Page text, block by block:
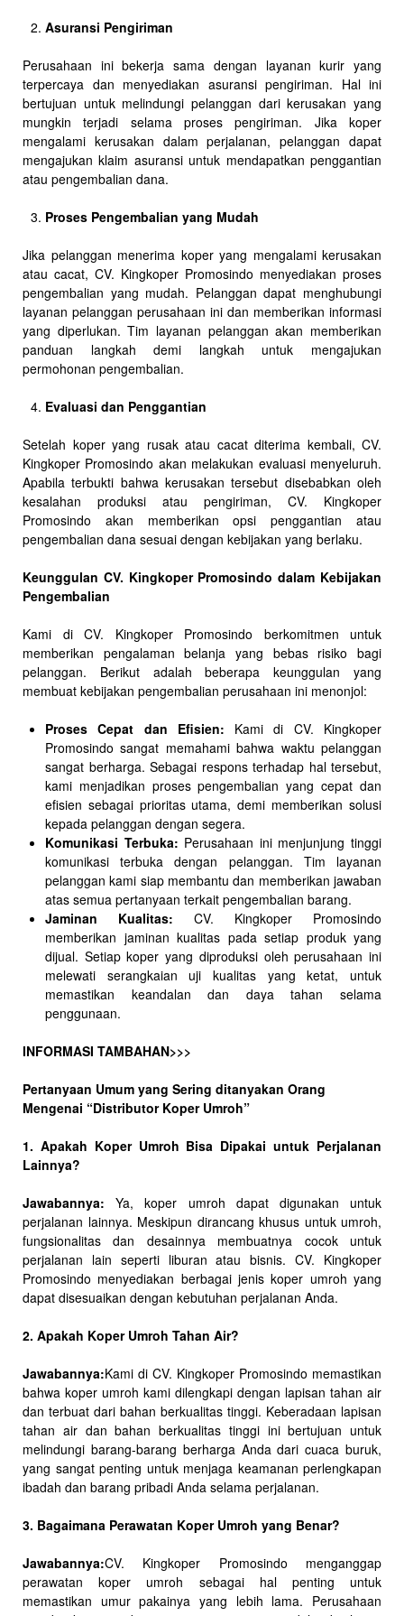
Asuransi Pengiriman
Perusahaan ini bekerja sama dengan layanan kurir yang
terpercaya dan menyediakan asuransi pengiriman. Hal ini
bertujuan untuk melindungi pelanggan dari kerusakan yang
mungkin terjadi selama proses pengiriman. Jika koper
mengalami kerusakan dalam perjalanan, pelanggan dapat
mengajukan klaim asuransi untuk mendapatkan penggantian
atau pengembalian dana.
Proses Pengembalian yang Mudah
Jika pelanggan menerima koper yang mengalami kerusakan
atau cacat, CV. Kingkoper Promosindo menyediakan proses
pengembalian yang mudah. Pelanggan dapat menghubungi
layanan pelanggan perusahaan ini dan memberikan informasi
yang diperlukan. Tim layanan pelanggan akan memberikan
panduan langkah demi langkah untuk mengajukan
permohonan pengembalian.
Evaluasi dan Penggantian
Setelah koper yang rusak atau cacat diterima kembali, CV.
Kingkoper Promosindo akan melakukan evaluasi menyeluruh.
Apabila terbukti bahwa kerusakan tersebut disebabkan oleh
kesalahan produksi atau pengiriman, CV. Kingkoper
Promosindo akan memberikan opsi penggantian atau
pengembalian dana sesuai dengan kebijakan yang berlaku.
Keunggulan CV. Kingkoper Promosindo dalam Kebijakan
Pengembalian
Kami di CV. Kingkoper Promosindo berkomitmen untuk
memberikan pengalaman belanja yang bebas risiko bagi
pelanggan. Berikut adalah beberapa keunggulan yang
membuat kebijakan pengembalian perusahaan ini menonjol:
Proses Cepat dan Efisien: Kami di CV. Kingkoper
Promosindo sangat memahami bahwa waktu pelanggan
sangat berharga. Sebagai respons terhadap hal tersebut,
kami menjadikan proses pengembalian yang cepat dan
efisien sebagai prioritas utama, demi memberikan solusi
kepada pelanggan dengan segera.
Komunikasi Terbuka: Perusahaan ini menjunjung tinggi
komunikasi terbuka dengan pelanggan. Tim layanan
pelanggan kami siap membantu dan memberikan jawaban
atas semua pertanyaan terkait pengembalian barang.
Jaminan Kualitas: CV. Kingkoper Promosindo
memberikan jaminan kualitas pada setiap produk yang
dijual. Setiap koper yang diproduksi oleh perusahaan ini
melewati serangkaian uji kualitas yang ketat, untuk
memastikan keandalan dan daya tahan selama
penggunaan.
INFORMASI TAMBAHAN>>>
Pertanyaan Umum yang Sering ditanyakan Orang
Mengenai “Distributor Koper Umroh”
1. Apakah Koper Umroh Bisa Dipakai untuk Perjalanan
Lainnya?
Jawabannya: Ya, koper umroh dapat digunakan untuk
perjalanan lainnya. Meskipun dirancang khusus untuk umroh,
fungsionalitas dan desainnya membuatnya cocok untuk
perjalanan lain seperti liburan atau bisnis. CV. Kingkoper
Promosindo menyediakan berbagai jenis koper umroh yang
dapat disesuaikan dengan kebutuhan perjalanan Anda.
2. Apakah Koper Umroh Tahan Air?
Jawabannya:Kami di CV. Kingkoper Promosindo memastikan
bahwa koper umroh kami dilengkapi dengan lapisan tahan air
dan terbuat dari bahan berkualitas tinggi. Keberadaan lapisan
tahan air dan bahan berkualitas tinggi ini bertujuan untuk
melindungi barang-barang berharga Anda dari cuaca buruk,
yang sangat penting untuk menjaga keamanan perlengkapan
ibadah dan barang pribadi Anda selama perjalanan.
3. Bagaimana Perawatan Koper Umroh yang Benar?
Jawabannya:CV. Kingkoper Promosindo menganggap
perawatan koper umroh sebagai hal penting untuk
memastikan umur pakainya yang lebih lama. Perusahaan